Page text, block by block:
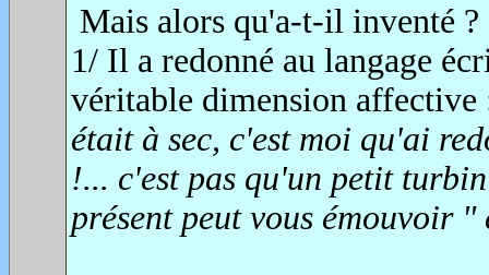
Mais alors qu'a-t-il inventé ?
1/ Il a redonné au langage
véritable dimension
était à sec, c'est moi qu'ai
!... c'est pas qu'un petit
présent peut vous émouvoir